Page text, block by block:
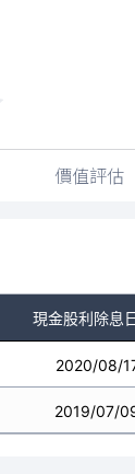
價值評估
現金股利除息日
2020/08/
2019/07/